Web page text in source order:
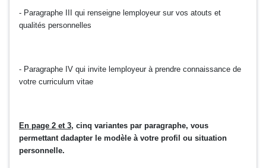
- Paragraphe III qui renseigne lemployeur sur vos atouts et
qualités personnelles
- Paragraphe IV qui invite lemployeur à prendre connaissance de
votre curriculum vitae
En page 2 et 3, cinq variantes par paragraphe, vous
permettant dadapter le modèle à votre profil ou situation
personnelle.